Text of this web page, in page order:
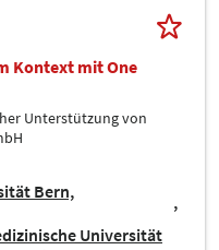
Kontext mit One
Unterstützung von
Bern,
Universität